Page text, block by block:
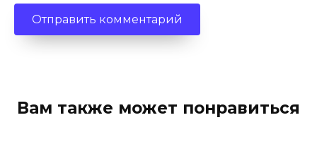
Вам также может понравиться